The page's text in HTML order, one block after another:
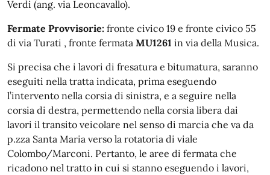
Verdi (ang. via Leoncavallo).
Fermate Provvisorie: fronte civico 19 e fronte civico 55
di via Turati , fronte fermata MU1261 in via della Musica.
Si precisa che i lavori di fresatura e bitumatura, saranno
eseguiti nella tratta indicata, prima eseguendo
l’intervento nella corsia di sinistra, e a seguire nella
corsia di destra, permettendo nella corsia libera dai
lavori il transito veicolare nel senso di marcia che va da
p.zza Santa Maria verso la rotatoria di viale
Colombo/Marconi. Pertanto, le aree di fermata che
ricadono nel tratto in cui si stanno eseguendo i lavori,